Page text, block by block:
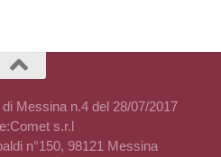
Messina n.4 del 28/07/2017
s.r.l
n°150, 98121 Messina